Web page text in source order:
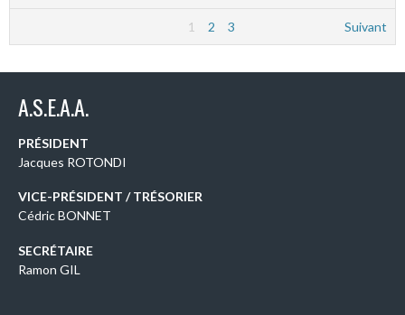
1 2 3 Suivant
A.S.E.A.A.
PRÉSIDENT
Jacques ROTONDI
VICE-PRÉSIDENT / TRÉSORIER
Cédric BONNET
SECRÉTAIRE
Ramon GIL